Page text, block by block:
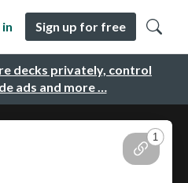
decks privately, control
ads and more …
in Sign up for free